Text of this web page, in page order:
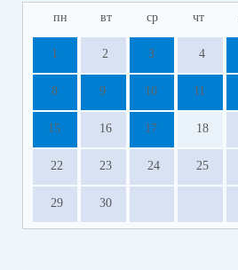
пн вт ср чт
1 2 3 4
8 9 10 11
15 16 17 18
22 23 24 25
29 30